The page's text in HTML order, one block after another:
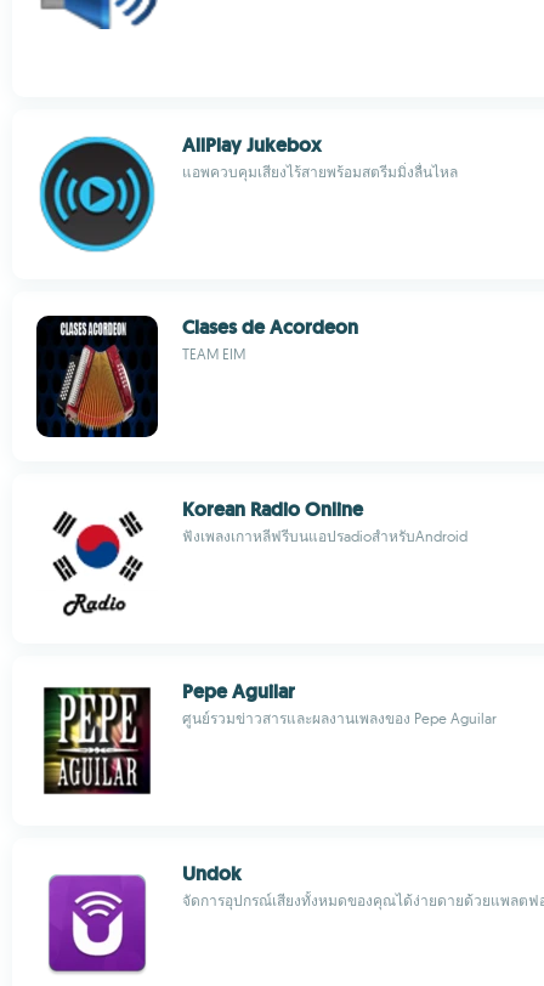
AllPlay Jukebox
แอพควบคุมเสียงไร้สายพร้อมสตรีมมิ่งลื่นไหล
Clases de Acordeon
TEAM EIM
Korean Radio Online
ฟังเพลงเกาหลีฟรีบนแอปรadioสำหรับAndroid
Pepe Aguilar
ศูนย์รวมข่าวสารและผลงานเพลงของ Pepe Aguilar
Undok
จัดการอุปกรณ์เสียงทั้งหมดของคุณได้ง่ายดายด้วยแพลตฟ